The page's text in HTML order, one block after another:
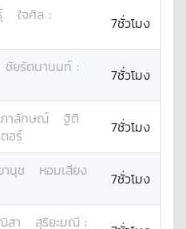
ใจศิล :
7ชั่วโมง
ชัยรัตนานนท์ :
7ชั่วโมง
ภาลักษณ์
ฐิติ
อร์ 7ชั่วโมง
านุช
หอมเสียง
7ชั่วโมง
สา สุริยะมณี :